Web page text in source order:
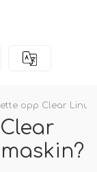
opp Clear